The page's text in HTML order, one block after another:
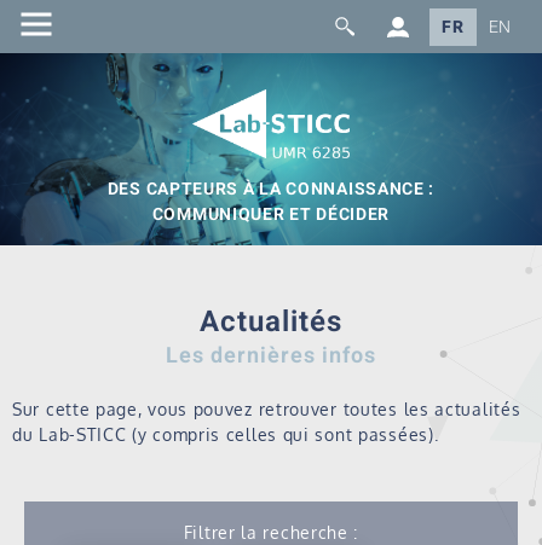
FR EN
DES CAPTEURS À LA CONNAISSANCE :
COMMUNIQUER ET DÉCIDER
Actualités
Les dernières infos
Sur cette page, vous pouvez retrouver toutes les actualités
du Lab-STICC (y compris celles qui sont passées).
Filtrer la recherche :